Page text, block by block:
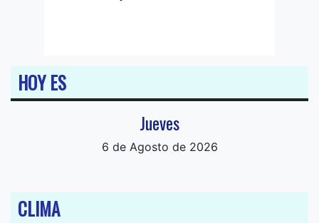
HOY ES
Jueves
6 de Agosto de 2026
CLIMA